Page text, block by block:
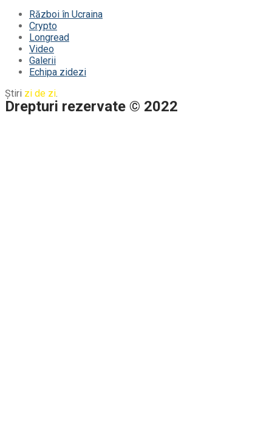
Război în Ucraina
Crypto
Longread
Video
Galerii
Echipa zidezi
Știri zi de zi.
Drepturi rezervate © 2022